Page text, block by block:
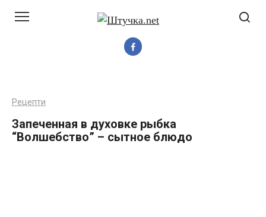
Рецепти
Запеченная в духовке рыбка
“Волшебство” – сытное блюдо